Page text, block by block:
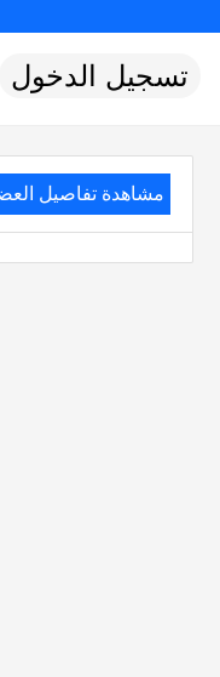
تسجيل الدخول
مشاهدة تفاصيل